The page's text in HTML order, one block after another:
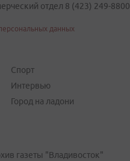
отдел 8 (423) 249-8800
данных
Спорт
Интервью
Город на ладони
газеты "Владивосток"